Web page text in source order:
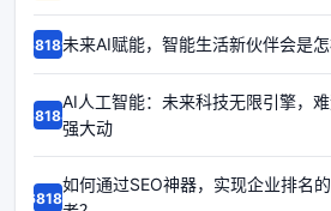
68189未来AI赋能，智能生活新伙伴会是怎
68188
AI人工智能：未来科技无限引擎，
强大动
68187
如何通过SEO神器，实现企业排名